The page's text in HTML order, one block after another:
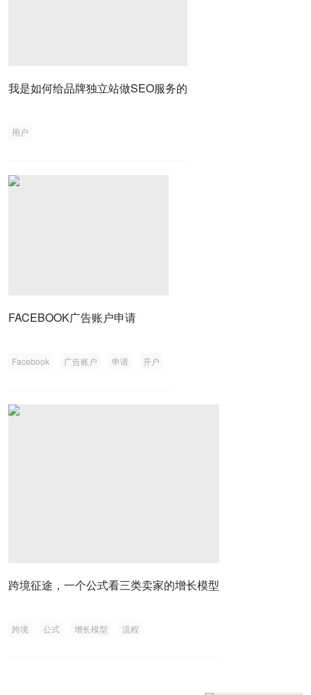
我是如何给品牌独立站做SEO服务的
用户
FACEBOOK广告账户申请
Facebook 广告账户 申请 开户
跨境征途，一个公式看三类卖家的增长模型
跨境 公式 增长模型 流程